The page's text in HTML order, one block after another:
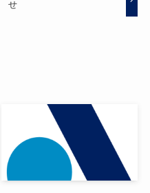
せ